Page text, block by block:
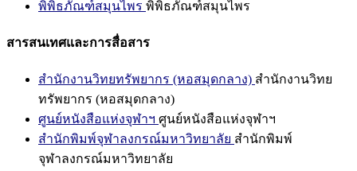
พิพิธภัณฑ์สมุนไพร พิพิธภัณฑ์สมุนไพร
สารสนเทศและการสื่อสาร
สำนักงานวิทยทรัพยากร (หอสมุดกลาง) สำนักงานวิทย
ทรัพยากร (หอสมุดกลาง)
ศูนย์หนังสือแห่งจุฬาฯ ศูนย์หนังสือแห่งจุฬาฯ
สำนักพิมพ์จุฬาลงกรณ์มหาวิทยาลัย สำนักพิมพ์
จุฬาลงกรณ์มหาวิทยาลัย